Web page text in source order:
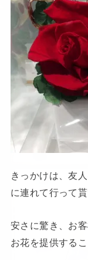
きっかけは、友
に連れて行って
安さに驚き、お
お花を提供する